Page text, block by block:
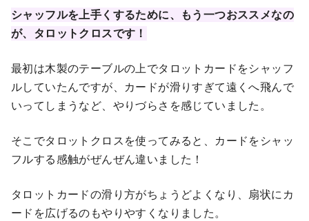
シャッフルを上手くするために、もう一つおススメなの
が、タロットクロスです！
最初は木製のテーブルの上でタロットカードをシャッフ
ルしていたんですが、カードが滑りすぎて遠くへ飛んで
いってしまうなど、やりづらさを感じていました。
そこでタロットクロスを使ってみると、カードをシャッ
フルする感触がぜんぜん違いました！
タロットカードの滑り方がちょうどよくなり、扇状にカ
ードを広げるのもやりやすくなりました。